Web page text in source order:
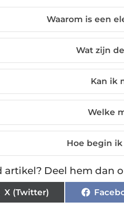
Waarom is een
Wat zijn
Kan ik
Welke
Hoe begin
artikel? Deel hem dan
X (Twitter)